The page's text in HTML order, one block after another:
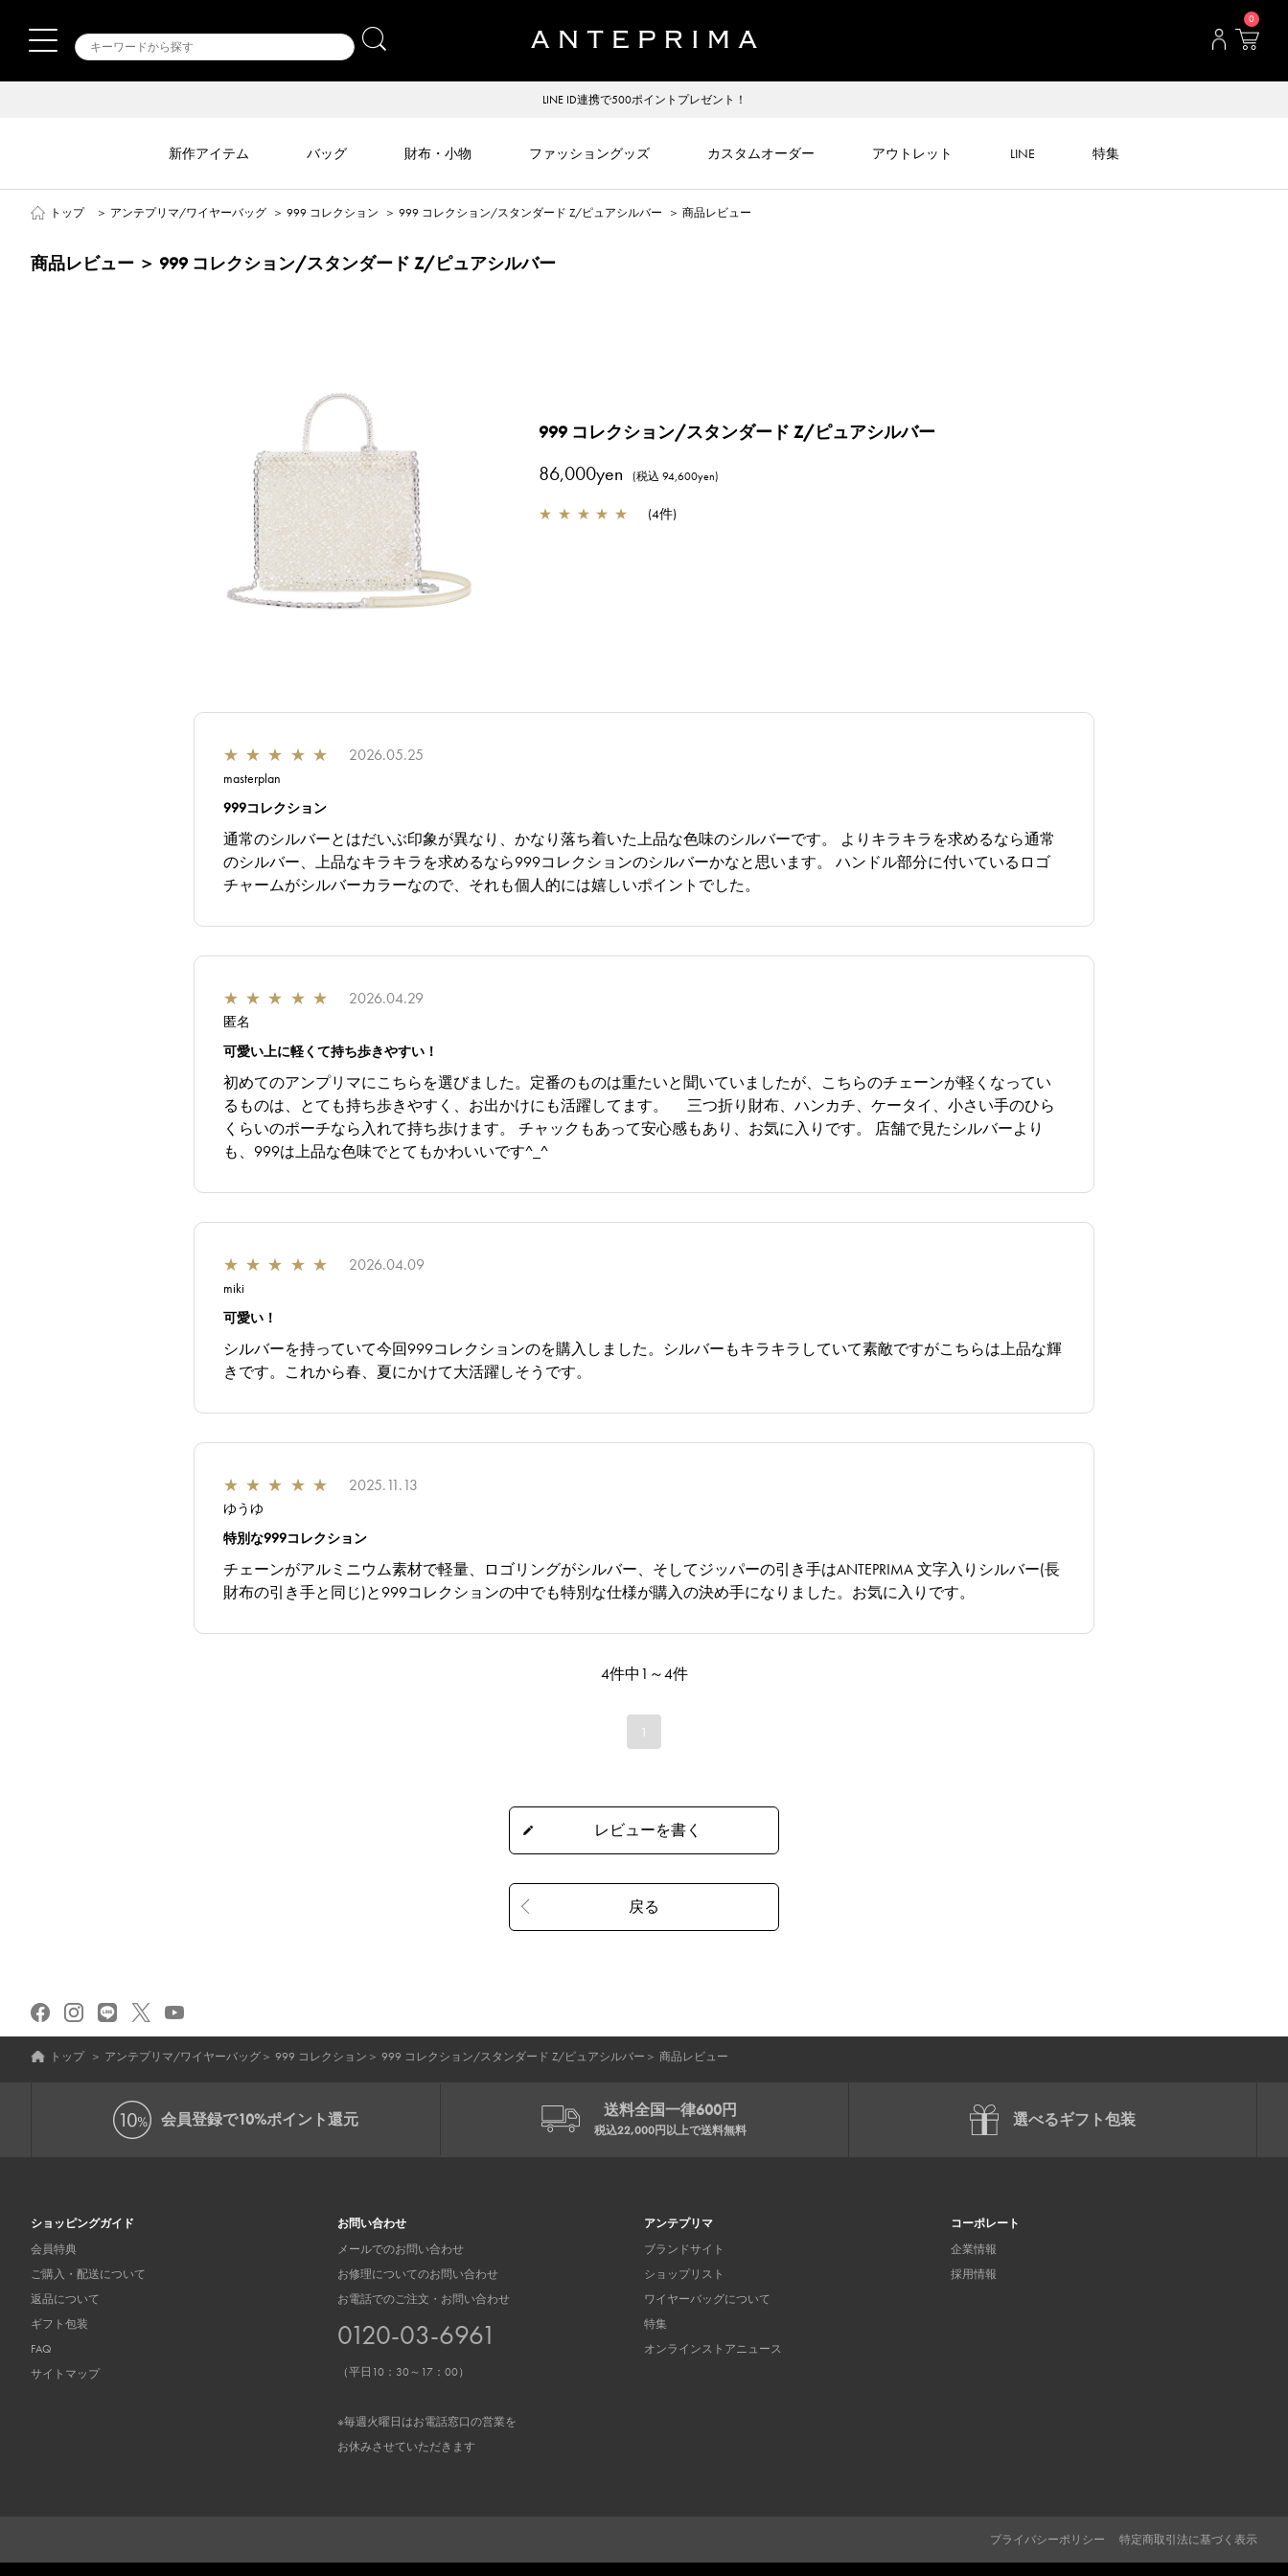
0
LINE ID連携で500ポイントプレゼント！
新作アイテム バッグ 財布・小物 ファッショングッズ カスタムオーダー アウトレット LINE 特集
トップ ＞ アンテプリマ/ワイヤーバッグ ＞ 999 コレクション ＞ 999 コレクション/スタンダード Z/ピュアシルバー ＞ 商品レビュー
商品レビュー ＞ 999 コレクション/スタンダード Z/ピュアシルバー
999 コレクション/スタンダード Z/ピュアシルバー
86,000yen (税込 94,600yen)
★ ★ ★ ★ ★ (4件)
★ ★ ★ ★ ★ 2026.05.25
masterplan
999コレクション
通常のシルバーとはだいぶ印象が異なり、かなり落ち着いた上品な色味のシルバーです。 よりキラキラを求めるなら通常
のシルバー、上品なキラキラを求めるなら999コレクションのシルバーかなと思います。 ハンドル部分に付いているロゴ
チャームがシルバーカラーなので、それも個人的には嬉しいポイントでした。
★ ★ ★ ★ ★ 2026.04.29
匿名
可愛い上に軽くて持ち歩きやすい！
初めてのアンプリマにこちらを選びました。定番のものは重たいと聞いていましたが、こちらのチェーンが軽くなってい
るものは、とても持ち歩きやすく、お出かけにも活躍してます。 三つ折り財布、ハンカチ、ケータイ、小さい手のひら
くらいのポーチなら入れて持ち歩けます。 チャックもあって安心感もあり、お気に入りです。 店舗で見たシルバーより
も、999は上品な色味でとてもかわいいです^_^
★ ★ ★ ★ ★ 2026.04.09
miki
可愛い！
シルバーを持っていて今回999コレクションのを購入しました。シルバーもキラキラしていて素敵ですがこちらは上品な輝
きです。これから春、夏にかけて大活躍しそうです。
★ ★ ★ ★ ★ 2025.11.13
ゆうゆ
特別な999コレクション
チェーンがアルミニウム素材で軽量、ロゴリングがシルバー、そしてジッパーの引き手はANTEPRIMA 文字入りシルバー(長
財布の引き手と同じ)と999コレクションの中でも特別な仕様が購入の決め手になりました。お気に入りです。
4件中1～4件
1
トップ ＞ アンテプリマ/ワイヤーバッグ＞ 999 コレクション ＞ 999 コレクション/スタンダード Z/ピュアシルバー ＞ 商品レビュー
会員登録で10%ポイント還元 送料全国一律600円
税込22,000円以上で送料無料
選べるギフト包装
ショッピングガイド
会員特典
ご購入・配送について
返品について
ギフト包装
FAQ
サイトマップ
お問い合わせ
メールでのお問い合わせ
お修理についてのお問い合わせ
お電話でのご注文・お問い合わせ
0120-03-6961
（平日10：30～17：00）
※毎週火曜日はお電話窓口の営業を
お休みさせていただきます
アンテプリマ
ブランドサイト
ショップリスト
ワイヤーバッグについて
特集
オンラインストアニュース
コーポレート
企業情報
採用情報
プライバシーポリシー 特定商取引法に基づく表示